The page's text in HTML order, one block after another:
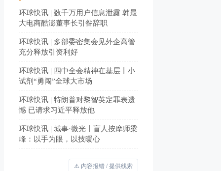
环球快讯 | 数千万用户信息泄露 韩最
大电商酷澎董事长引咎辞职
环球快讯 | 多部委密集会见外企高管
充分释放引资利好
环球快讯 | 四中全会精神在基层丨小
试剂“勇闯”全球大市场
环球快讯 | 特朗普对黎智英定罪表遗
憾 已请求习近平释放他
环球快讯 | 城事·微光丨盲人按摩师梁
峰：以手为眼，以技暖心
⚠️ 内容报错 / 提供线索